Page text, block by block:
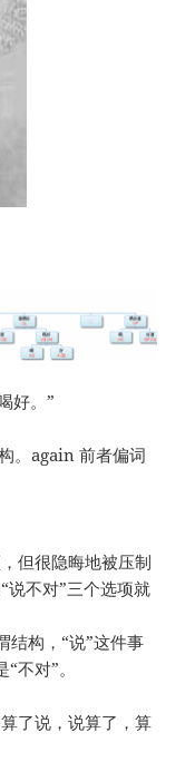
好。”
。again 前者偏词
但很隐晦地被压制
说不对”三个选项就
结构，“说”这件事
不对”。
了说，说算了，算